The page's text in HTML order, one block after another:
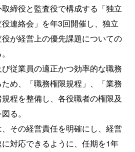
締役と監査役で構成する「独立
連絡会」を年3回開催し、独立
が経営上の優先課題についての
従業員の適正かつ効率的な職務
め、「職務権限規程」、「業務
程を整備し、各役職者の権限及
る。
その経営責任を明確にし、経営
対応できるように、任期を1年